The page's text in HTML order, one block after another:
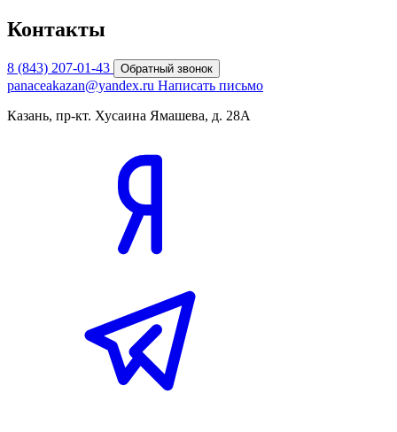
Контакты
8 (843) 207-01-43 Обратный звонок
panaceakazan@yandex.ru Написать письмо
Казань, пр-кт. Хусаина Ямашева, д. 28А